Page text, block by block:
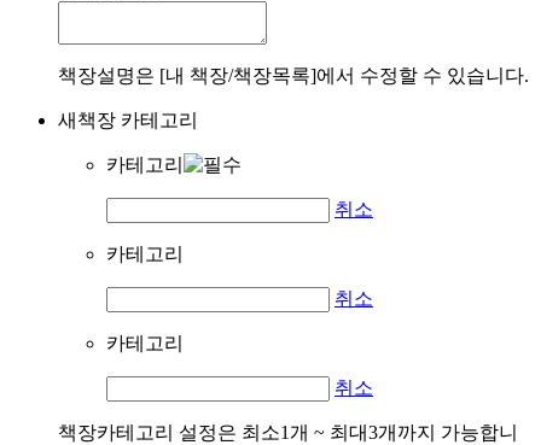
책장설명은 [내 책장/책장목록]에서 수정할 수 있습니다.
새책장 카테고리
카테고리
취소
카테고리
취소
카테고리
취소
책장카테고리 설정은 최소1개 ~ 최대3개까지 가능합니